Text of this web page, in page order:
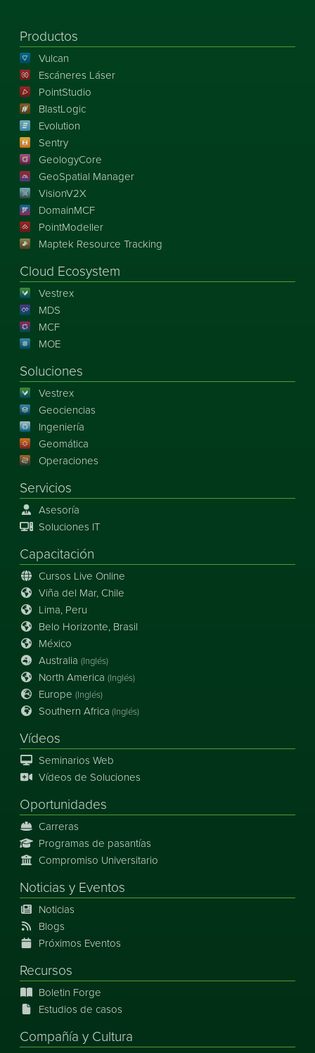
Productos
Vulcan
Escáneres Láser
PointStudio
BlastLogic
Evolution
Sentry
GeologyCore
GeoSpatial Manager
VisionV2X
DomainMCF
PointModeller
Maptek Resource Tracking
Cloud Ecosystem
Vestrex
MDS
MCF
MOE
Soluciones
Vestrex
Geociencias
Ingeniería
Geomática
Operaciones
Servicios
Asesoría
Soluciones IT
Capacitación
Cursos Live Online
Viña del Mar, Chile
Lima, Peru
Belo Horizonte, Brasil
México
Australia (Inglés)
North America (Inglés)
Europe (Inglés)
Southern Africa (Inglés)
Vídeos
Seminarios Web
Vídeos de Soluciones
Oportunidades
Carreras
Programas de pasantías
Compromiso Universitario
Noticias y Eventos
Noticias
Blogs
Próximos Eventos
Recursos
Boletin Forge
Estudios de casos
Compañía y Cultura